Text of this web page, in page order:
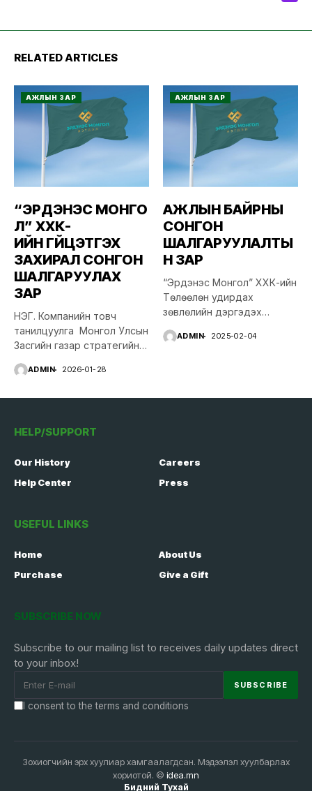
RELATED ARTICLES
АЖЛЫН ЗАР
“ЭРДЭНЭС МОНГО
Л” ХХК-
ИЙН ГҮЙЦЭТГЭХ
ЗАХИРАЛ СОНГОН
ШАЛГАРУУЛАХ
ЗАР
НЭГ. Компанийн товч
танилцуулга Монгол Улсын
Засгийн газар стратегийн
ADMIN 2026-01-28
АЖЛЫН ЗАР
АЖЛЫН БАЙРНЫ
СОНГОН
ШАЛГАРУУЛАЛТЫ
Н ЗАР
“Эрдэнэс Монгол” ХХК-ийн
Төлөөлөн удирдах
зөвлөлийн дэргэдэх
дараах ажлын...
ADMIN 2025-02-04
HELP/SUPPORT
Our History
Careers
Help Center
Press
USEFUL LINKS
Home
About Us
Purchase
Give a Gift
SUBSCRIBE NOW
Subscribe to our mailing list to receives daily updates direct
to your inbox!
I consent to the terms and conditions
Зохиогчийн эрх хуулиар хамгаалагдсан. Мэдээлэл хуулбарлах
хориотой. © idea.mn
Бидний Тухай